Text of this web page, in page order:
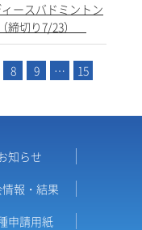
ースバドミントン
締切り7/23）
8 9 …
15
知らせ
報・結果
申請用紙